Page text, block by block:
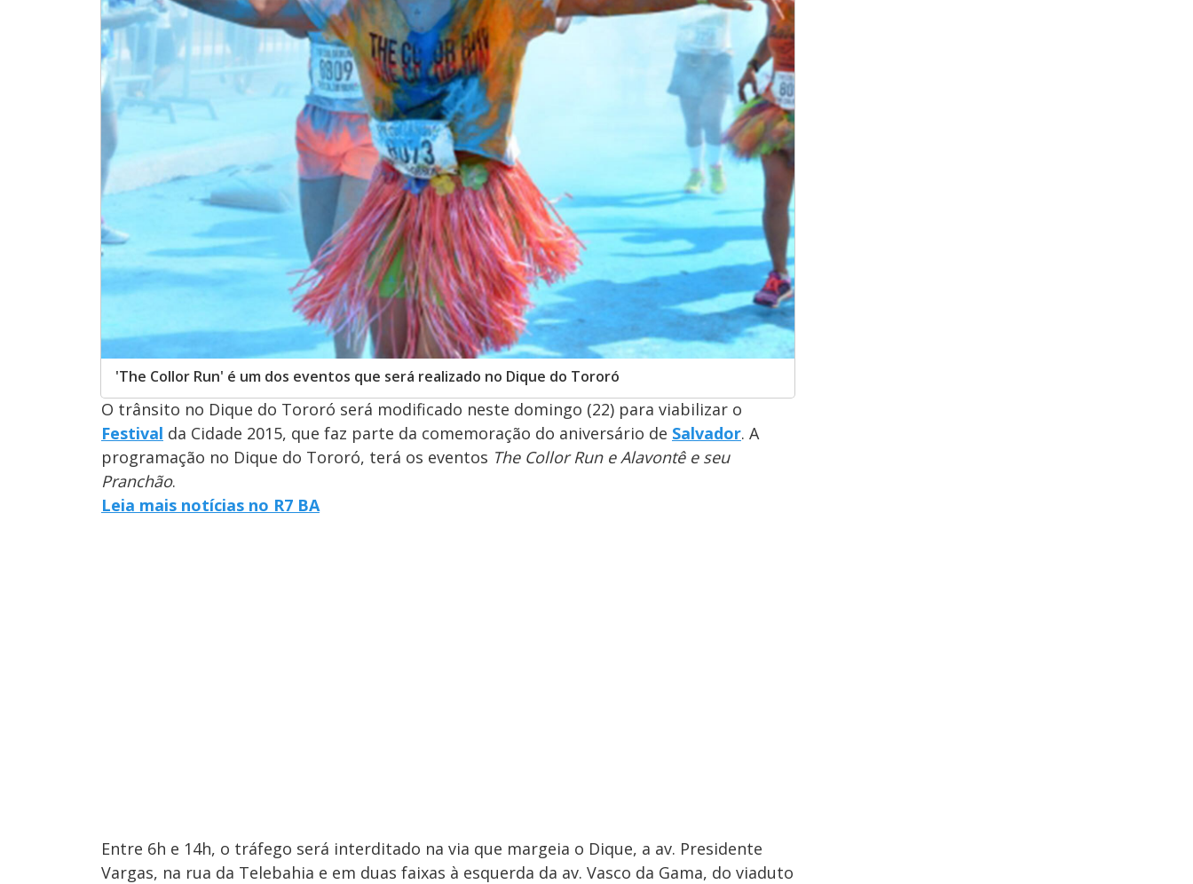
'The Collor Run' é um dos eventos que será realizado no Dique do Tororó
O trânsito no Dique do Tororó será modificado neste domingo (22) para viabilizar o
Festival da Cidade 2015, que faz parte da comemoração do aniversário de Salvador. A
programação no Dique do Tororó, terá os eventos The Collor Run e Alavontê e seu
Pranchão.
Leia mais notícias no R7 BA
Entre 6h e 14h, o tráfego será interditado na via que margeia o Dique, a av. Presidente
Vargas, na rua da Telebahia e em duas faixas à esquerda da av. Vasco da Gama, do viaduto